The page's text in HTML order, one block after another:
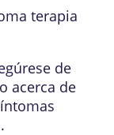
terapia
de
acerca de